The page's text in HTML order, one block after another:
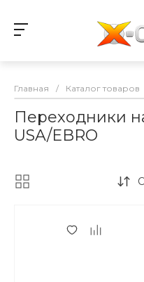
Главная / Каталог товаров
Переходники
USA/EBRO